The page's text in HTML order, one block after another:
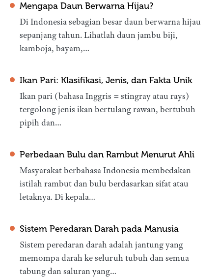
Mengapa Daun Berwarna Hijau?
Di Indonesia sebagian besar daun berwarna hijau
sepanjang tahun. Lihatlah daun jambu biji,
kamboja, bayam,…
Ikan Pari: Klasifikasi, Jenis, dan Fakta Unik
Ikan pari (bahasa Inggris = stingray atau rays)
tergolong jenis ikan bertulang rawan, bertubuh
pipih dan…
Perbedaan Bulu dan Rambut Menurut Ahli
Masyarakat berbahasa Indonesia membedakan
istilah rambut dan bulu berdasarkan sifat atau
letaknya. Di kepala…
Sistem Peredaran Darah pada Manusia
Sistem peredaran darah adalah jantung yang
memompa darah ke seluruh tubuh dan semua
tabung dan saluran yang…